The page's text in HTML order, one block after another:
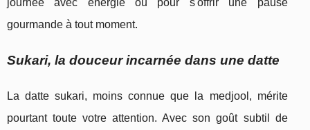
journée avec énergie ou pour s'offrir une pause
gourmande à tout moment.
Sukari, la douceur incarnée dans une datte
La datte sukari, moins connue que la medjool, mérite
pourtant toute votre attention. Avec son goût subtil de